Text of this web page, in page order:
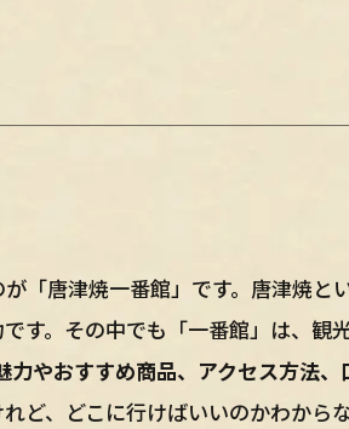
「唐津焼一番館」です。唐津焼と
す。その中でも「一番館」は、観
力やおすすめ商品、アクセス方法、
ど、どこに行けばいいのかわから